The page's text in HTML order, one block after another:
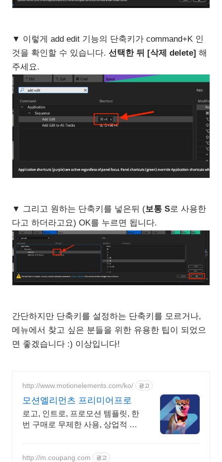
▼ 이렇게 add edit 기능의 단축키가 command+K 인
것을 확인할 수 있습니다. 선택한 뒤 [삭제 delete] 해
주세요.
▼ 그리고 원하는 단축키를 넣은뒤 (보통 S로 사용한
다고 하더라고요) OK를 누르면 됩니다.
간단하지만 단축키를 설정하는 단축키를 모르거나,
메뉴에서 찾고 싶은 분들을 위한 유용한 팁이 되었으
면 좋겠습니다 :) 이상입니다!
http://www.motionelements.com/ko/ 광고
모션엘리먼츠 프리미어프로
로고, 인트로, 프로모션 템플릿, 한
번 구매로 무제한 사용, 상업적 사
http://m.coupang.com 광고